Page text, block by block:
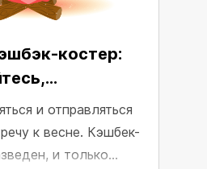
костер:
и
весну!
и отправляться
к весне. Кэшбек-
и только